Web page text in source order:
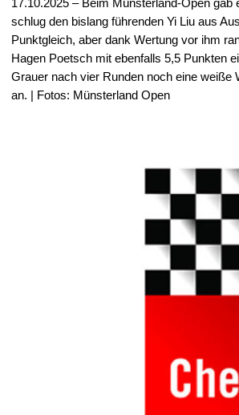
schlug den bislang führenden Yi Liu aus
Punktgleich, aber dank Wertung vor ihm
Hagen Poetsch mit ebenfalls 5,5 Punkten
Grauer nach vier Runden noch eine weiße
an. | Fotos: Münsterland Open